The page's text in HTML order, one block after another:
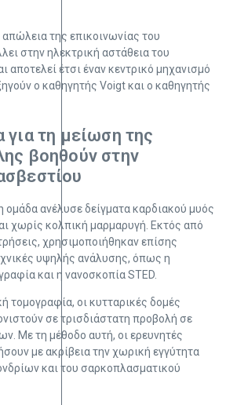
της επικοινωνίας του
στην ηλεκτρική αστάθεια του
αποτελεί έτσι έναν κεντρικό μηχανισμό
ο καθηγητής Voigt και ο καθηγητής
τη μείωση της
βοηθούν στην
ομάδα ανέλυσε δείγματα καρδιακού μυός
χωρίς κολπική μαρμαρυγή. Εκτός από
χρησιμοποιήθηκαν επίσης
υψηλής ανάλυσης, όπως η
και η νανοσκοπία STED.
τομογραφία, οι κυτταρικές δομές
σε τρισδιάστατη προβολή σε
Με τη μέθοδο αυτή, οι ερευνητές
με ακρίβεια την χωρική εγγύτητα
και του σαρκοπλασματικού